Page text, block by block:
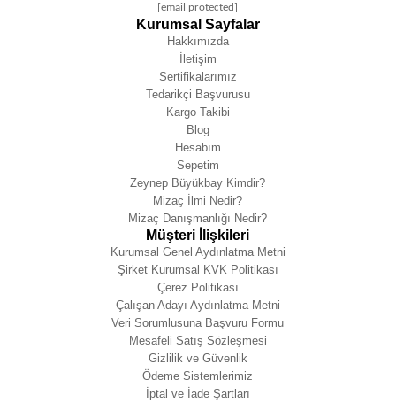
[email protected]
Kurumsal Sayfalar
Hakkımızda
İletişim
Sertifikalarımız
Tedarikçi Başvurusu
Kargo Takibi
Blog
Hesabım
Sepetim
Zeynep Büyükbay Kimdir?
Mizaç İlmi Nedir?
Mizaç Danışmanlığı Nedir?
Müşteri İlişkileri
Kurumsal Genel Aydınlatma Metni
Şirket Kurumsal KVK Politikası
Çerez Politikası
Çalışan Adayı Aydınlatma Metni
Veri Sorumlusuna Başvuru Formu
Mesafeli Satış Sözleşmesi
Gizlilik ve Güvenlik
Ödeme Sistemlerimiz
İptal ve İade Şartları